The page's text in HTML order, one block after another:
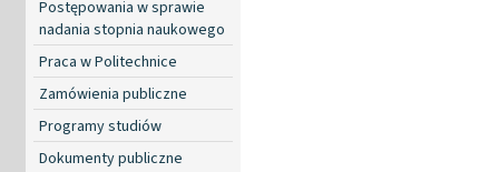
Postępowania w sprawie
nadania stopnia naukowego
Praca w Politechnice
Zamówienia publiczne
Programy studiów
Dokumenty publiczne